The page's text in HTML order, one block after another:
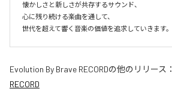
懐かしさと新しさが共存するサウンド、
心に残り続ける楽曲を通して、
世代を超えて響く音楽の価値を追求していきます。
Evolution By Brave RECORDの他のリリース：
RECORD